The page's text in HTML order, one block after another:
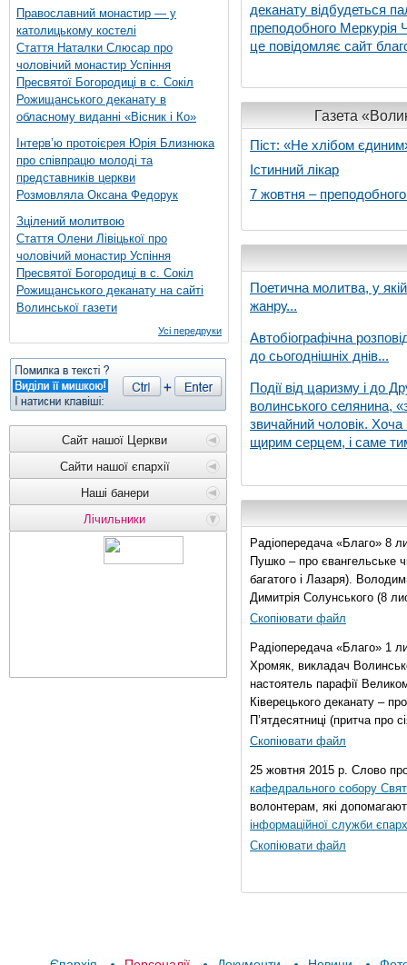
Православний монастир — у
католицькому костелі
Стаття Наталки Слюсар про
чоловічий монастир Успіння
Пресвятої Богородиці в с. Сокіл
Рожищанського деканату в
обласному виданні «Вісник і Ко»
Інтерв’ю протоієрея Юрія Близнюка
про співпрацю молоді та
представників церкви
Розмовляла Оксана Федорук
Зцілений молитвою
Стаття Олени Лівіцької про
чоловічий монастир Успіння
Пресвятої Богородиці в с. Сокіл
Рожищанського деканату на сайті
Волинської газети
Усі передруки
Сайт нашої Церкви
Сайти нашої єпархії
Наші банери
Лічильники
деканату відбудеться
преподобного Меркурія
це повідомляє сайт
Газета
Піст: «Не хлібом
Істинний лікар
7 жовтня –
Поетична молитва, у
жанру...
Автобіографічна
до сьогоднішніх днів...
Події від царизму і до
волинського селянина,
звичайний чоловік. Хоча
щирим серцем, і саме
Радіопередача «Благо» 8
Пушко – про євангельське
багатого і Лазаря).
Димитрія Солунського (8
Скопіювати файл
Радіопередача «Благо» 1
Хромяк, викладач
настоятель парафії
Ківерецького деканату –
П’ятдесятниці (притча про
Скопіювати файл
25 жовтня 2015 р. Слово
кафедрального собору
волонтерам, які
інформаційної служби
Скопіювати файл